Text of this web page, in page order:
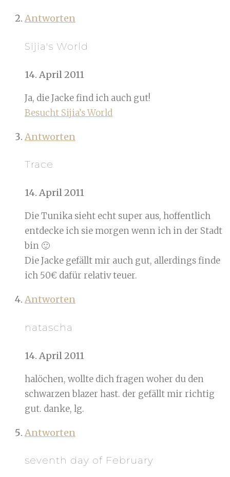
Antworten
Sijia's World
14. April 2011
Ja, die Jacke find ich auch gut!
Besucht Sijia’s World
Antworten
Trace
14. April 2011
Die Tunika sieht echt super aus, hoffentlich
entdecke ich sie morgen wenn ich in der Stadt
bin 🙂
Die Jacke gefällt mir auch gut, allerdings finde
ich 50€ dafür relativ teuer.
Antworten
natascha
14. April 2011
halöchen, wollte dich fragen woher du den
schwarzen blazer hast. der gefällt mir richtig
gut. danke, lg.
Antworten
seventh day of February